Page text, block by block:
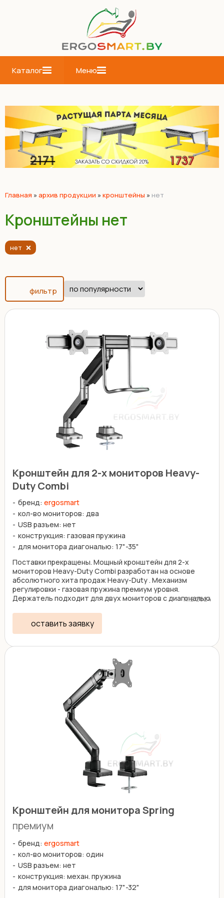
Каталог Меню
Главная » архив продукции » кронштейны » нет
Кронштейны нет
нет
фильтр
Кронштейн для 2-х мониторов Heavy-
Duty Combi
бренд: ergosmart
кол-во мониторов: два
USB разъем: нет
конструкция: газовая пружина
для монитора диагональю: 17"-35"
Поставки прекращены. Мощный кронштейн для 2-х
мониторов Heavy-Duty Combi разработан на основе
абсолютного хита продаж Heavy-Duty . Механизм
регулировки - газовая пружина премиум уровня.
Держатель подходит для двух мониторов с диагональю
11.12.2024
оставить заявку
Кронштейн для монитора Spring
премиум
бренд: ergosmart
кол-во мониторов: один
USB разъем: нет
конструкция: механ. пружина
для монитора диагональю: 17"-32"